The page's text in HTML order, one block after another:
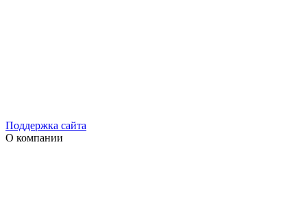
Поддержка сайта
О компании